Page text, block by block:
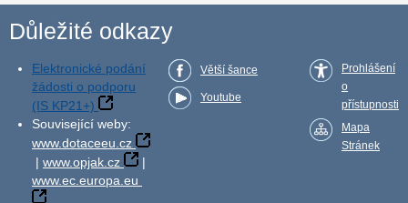
Důležité odkazy
Elektronické podání
žádosti o podporu
(IS KP21+)
Související weby:
www.dotaceeu.cz
| www.opjak.cz
|
www.ec.europa.eu
Větší šance
Youtube
Prohlášení
o
přístupnosti
Mapa
Stránek